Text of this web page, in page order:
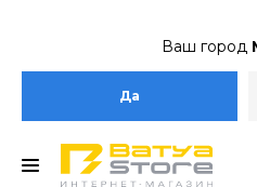
Ваш город
Да